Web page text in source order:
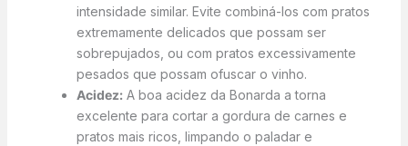
intensidade similar. Evite combiná-los com pratos
extremamente delicados que possam ser
sobrepujados, ou com pratos excessivamente
pesados que possam ofuscar o vinho.
Acidez:A boa acidez da Bonarda a torna
excelente para cortar a gordura de carnes e
pratos mais ricos, limpando o paladar e